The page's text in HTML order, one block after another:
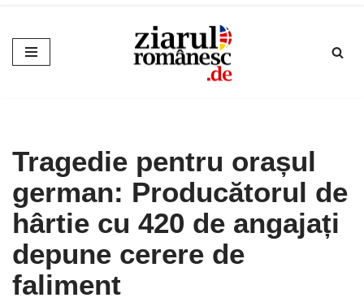
Sari
la
Tragedie pentru orașul
german: Producătorul de
hârtie cu 420 de angajați
depune cerere de
faliment